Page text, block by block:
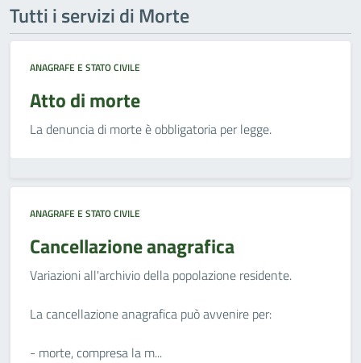
Tutti i servizi di Morte
ANAGRAFE E STATO CIVILE
Atto di morte
La denuncia di morte è obbligatoria per legge.
ANAGRAFE E STATO CIVILE
Cancellazione anagrafica
Variazioni all'archivio della popolazione residente.
La cancellazione anagrafica può avvenire per:
- morte, compresa la m...